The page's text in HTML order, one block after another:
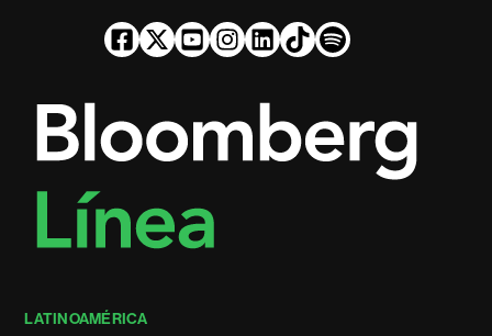
LATINOAMÉRICA